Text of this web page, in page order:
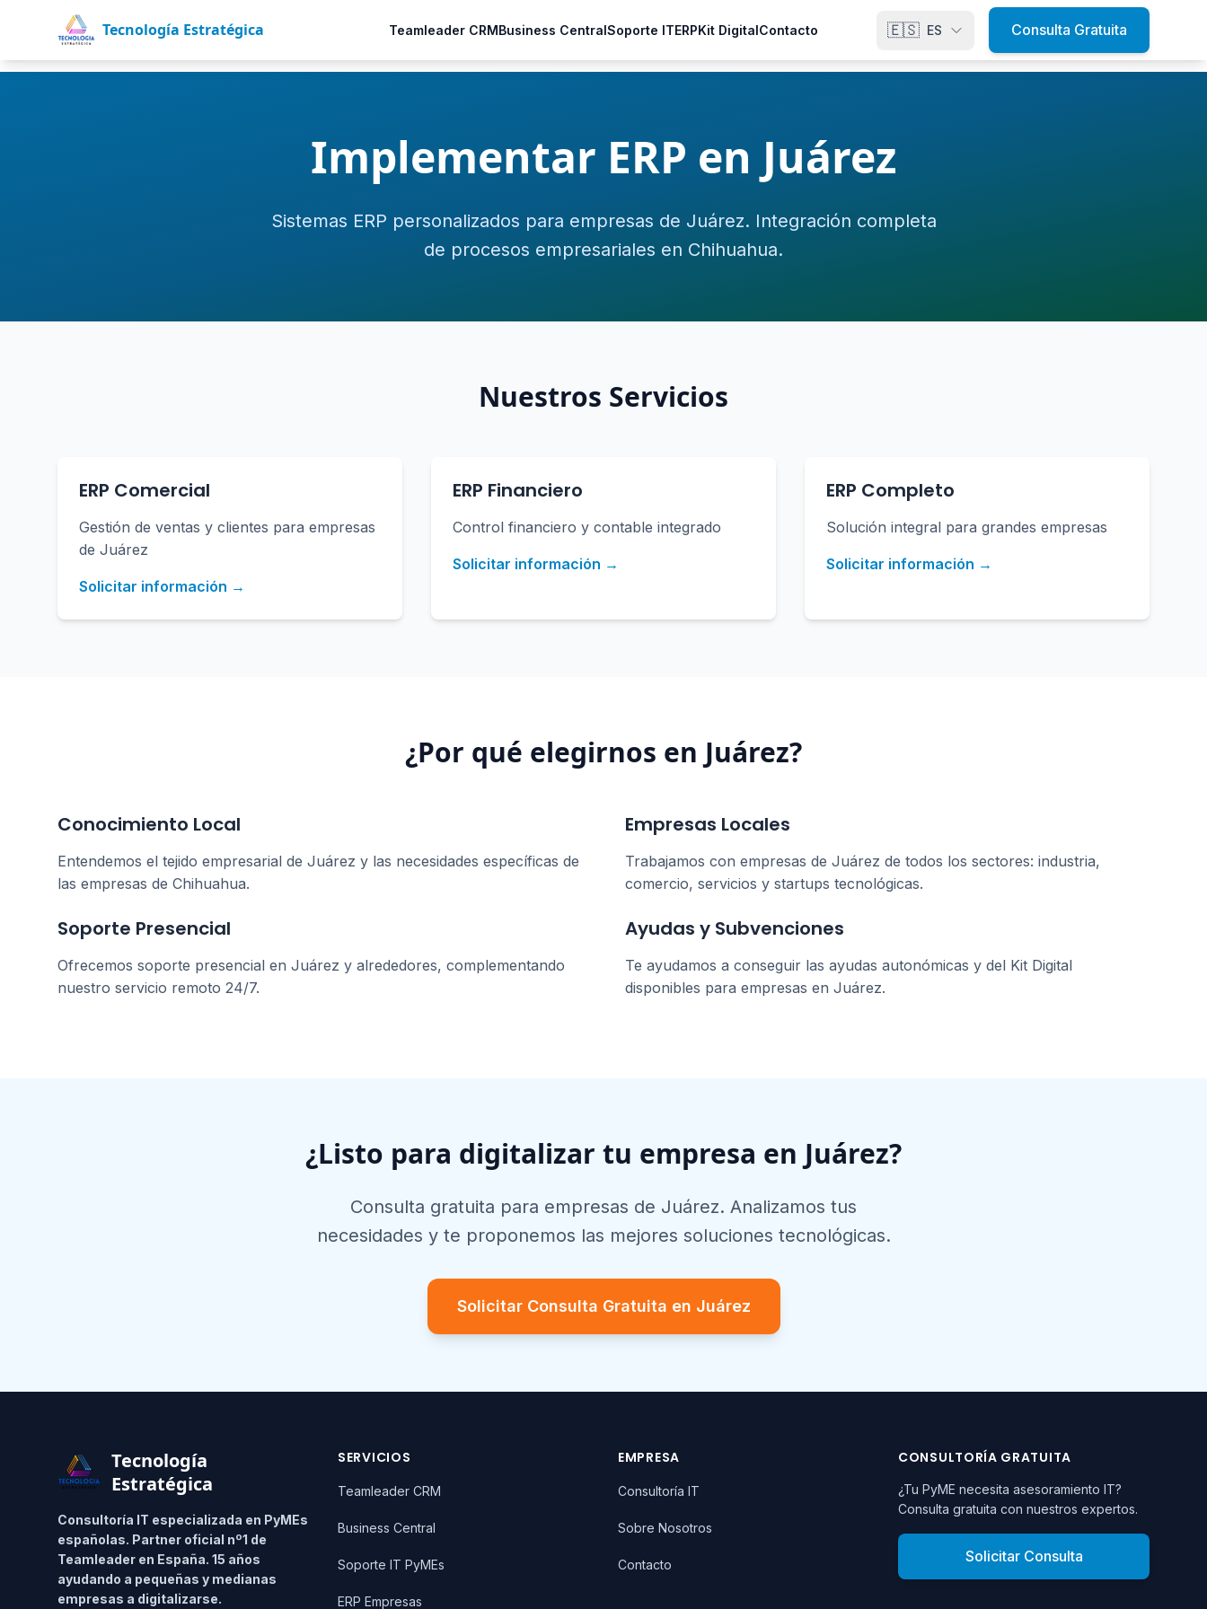
Tecnología Estratégica Teamleader CRMBusiness CentralSoporte ITERPKit DigitalContacto 🇪🇸 ES Consulta Gratuita
Implementar ERP en Juárez
Sistemas ERP personalizados para empresas de Juárez. Integración completa
de procesos empresariales en Chihuahua.
Nuestros Servicios
ERP Comercial
Gestión de ventas y clientes para empresas
de Juárez
Solicitar información →
ERP Financiero
Control financiero y contable integrado
Solicitar información →
ERP Completo
Solución integral para grandes empresas
Solicitar información →
¿Por qué elegirnos en Juárez?
Conocimiento Local
Entendemos el tejido empresarial de Juárez y las necesidades específicas de
las empresas de Chihuahua.
Soporte Presencial
Ofrecemos soporte presencial en Juárez y alrededores, complementando
nuestro servicio remoto 24/7.
Empresas Locales
Trabajamos con empresas de Juárez de todos los sectores: industria,
comercio, servicios y startups tecnológicas.
Ayudas y Subvenciones
Te ayudamos a conseguir las ayudas autonómicas y del Kit Digital
disponibles para empresas en Juárez.
¿Listo para digitalizar tu empresa en Juárez?
Consulta gratuita para empresas de Juárez. Analizamos tus
necesidades y te proponemos las mejores soluciones tecnológicas.
Solicitar Consulta Gratuita en Juárez
Tecnología
Estratégica
Consultoría IT especializada en PyMEs
españolas. Partner oficial nº1 de
Teamleader en España. 15 años
ayudando a pequeñas y medianas
empresas a digitalizarse.
SERVICIOS
Teamleader CRM
Business Central
Soporte IT PyMEs
ERP Empresas
EMPRESA
Consultoría IT
Sobre Nosotros
Contacto
CONSULTORÍA GRATUITA
¿Tu PyME necesita asesoramiento IT?
Consulta gratuita con nuestros expertos.
Solicitar Consulta